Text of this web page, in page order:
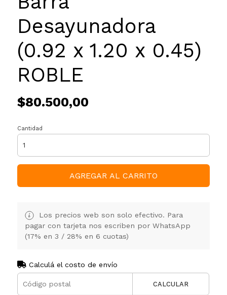
Desayunadora
(0.92 x 1.20 x 0.45)
ROBLE
$80.500,00
Cantidad
AGREGAR AL CARRITO
Los precios web son solo efectivo. Para
pagar con tarjeta nos escriben por WhatsApp
(17% en 3 / 28% en 6 cuotas)
Calculá el costo de envío
CALCULAR